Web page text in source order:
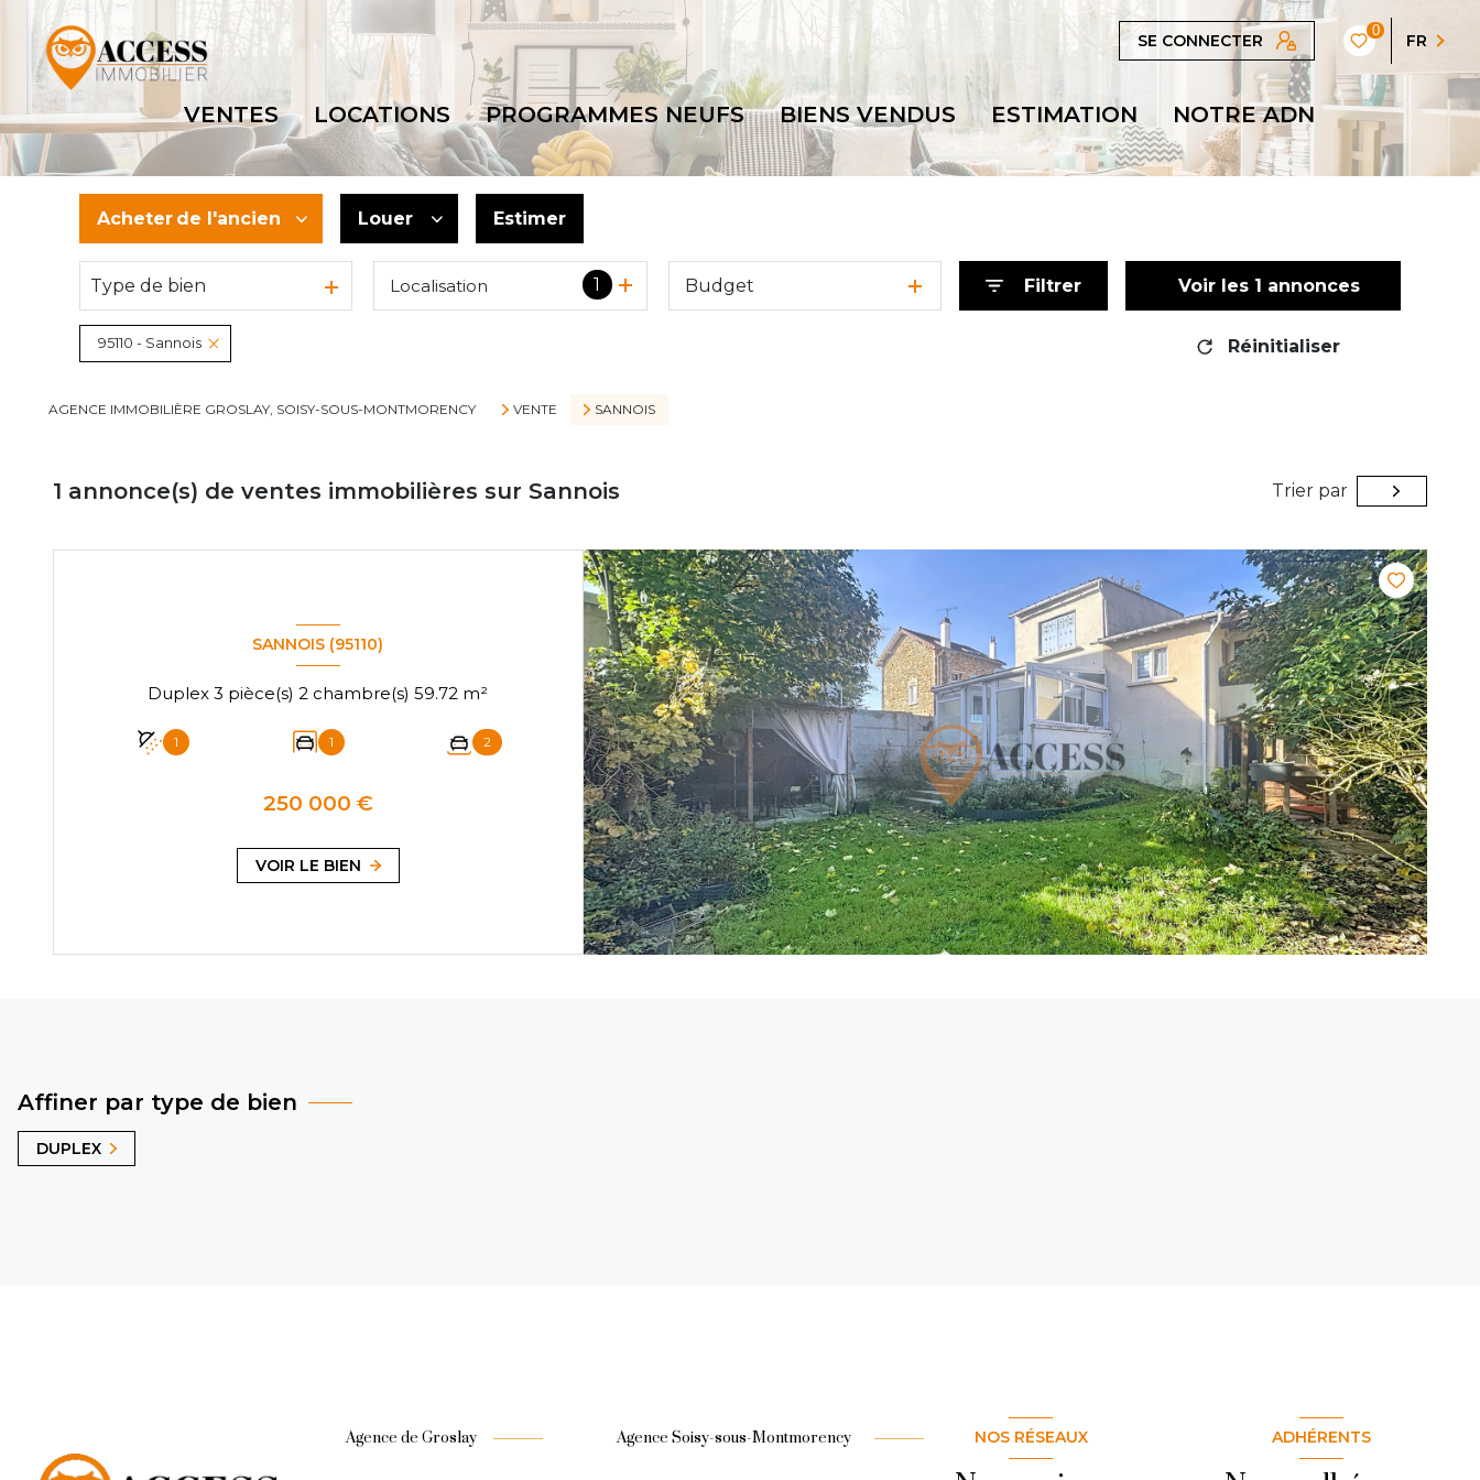
SE CONNECTER
0
FR
VENTES LOCATIONS PROGRAMMES NEUFS BIENS VENDUS ESTIMATION NOTRE ADN
Acheter de l'ancien
De l'ancien
Du neuf
De l'immo pro
Louer
à l'année
Estimer
Type de bien 1
Localisation Budget Filtrer Voir les 1 annonces
95110 - Sannois Réinitialiser
AGENCE IMMOBILIÈRE GROSLAY, SOISY-SOUS-MONTMORENCY VENTE SANNOIS
1 annonce(s) de ventes immobilières sur Sannois Trier par
SANNOIS (95110)
Duplex 3 pièce(s) 2 chambre(s) 59.72 m²
1 1 2
250 000 €
VOIR LE BIEN
Affiner par type de bien
DUPLEX
Agence de Groslay Agence Soisy-sous-Montmorency NOS RÉSEAUX ADHÉRENTS